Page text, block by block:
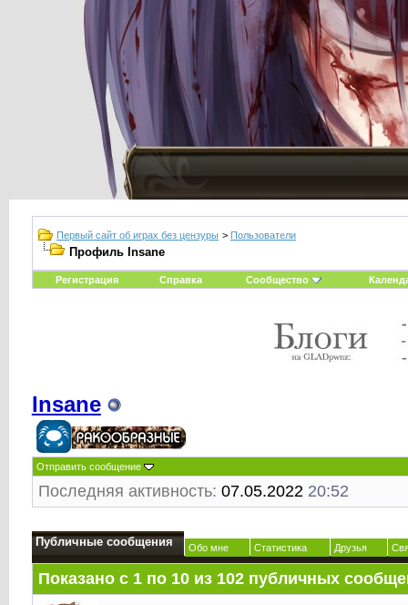
Первый сайт об играх без цензуры > Пользователи
Профиль Insane
Регистрация Справка Сообщество
Insane
Отправить сообщение
Последняя активность: 07.05.2022 20:52
Публичные сообщения Обо мне Статистика Друзья
Показано с 1 по 10из 102публичных